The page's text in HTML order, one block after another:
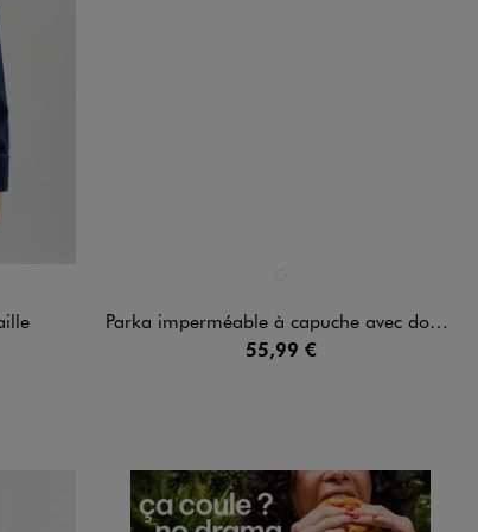
Parka imperméable à capuche avec doublure chaude femme grande taille
55,99 €